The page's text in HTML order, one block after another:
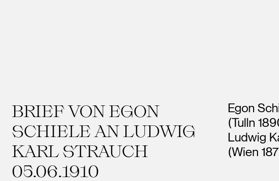
BRIEF VON EGON
SCHIELE AN LUDWIG
KARL STRAUCH
05.06.1910
Egon
(Tulln
Ludwig
(Wien